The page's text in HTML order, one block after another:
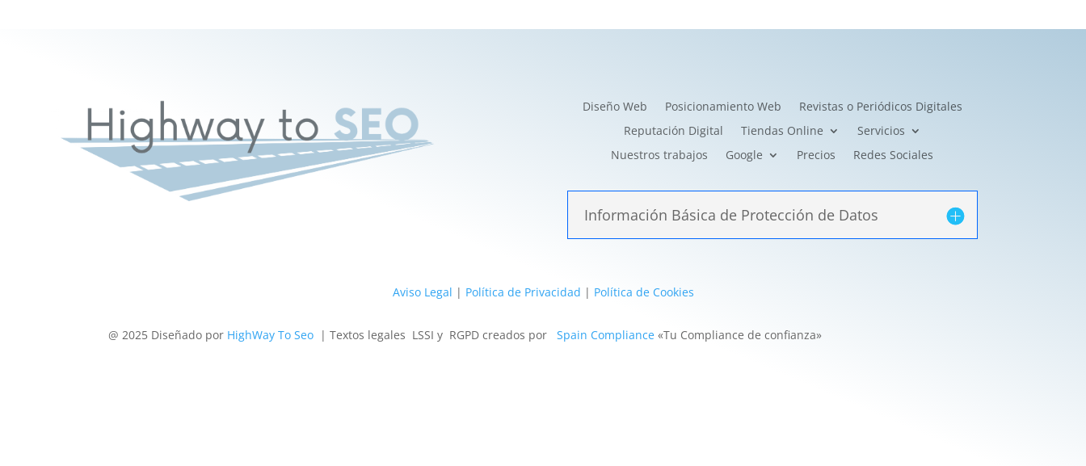
Diseño Web Posicionamiento Web
Revistas o Periódicos Digitales
Reputación Digital
Tiendas Online
Servicios
Nuestros trabajos
Google Precios Redes Sociales
Información Básica de Protección de Datos
Aviso Legal | Política de Privacidad | Política de Cookies
@ 2025 Diseñado por HighWay To Seo | Textos legales LSSI y RGPD creados porSpain Compliance «Tu Compliance de confianza»